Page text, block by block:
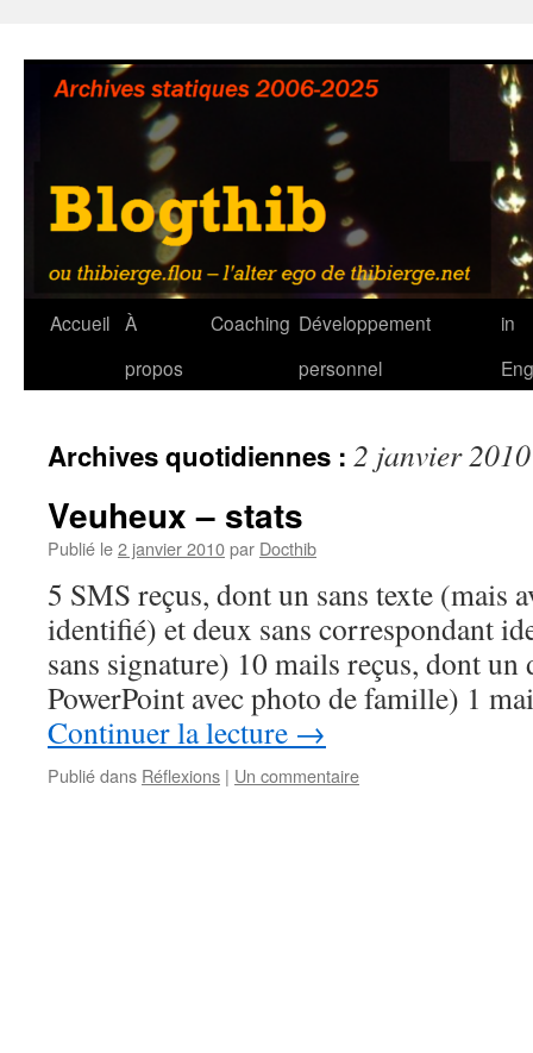
contenu
Accueil À
propos
Coaching Développement
personnel
in
Archives quotidiennes : 2 janvier 2010
Veuheux – stats
Publié le2 janvier 2010par Docthib
5 SMS reçus, dont un sans texte (mais
identifié) et deux sans correspondant
sans signature) 10 mails reçus, dont un
PowerPoint avec photo de famille) 1
Continuer la lecture →
Publié dans Réflexions | Un commentaire